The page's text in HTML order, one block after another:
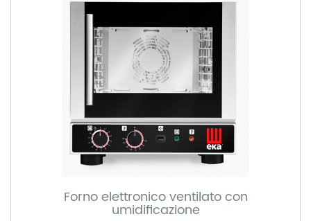
Forno elettronico ventilato con
umidificazione